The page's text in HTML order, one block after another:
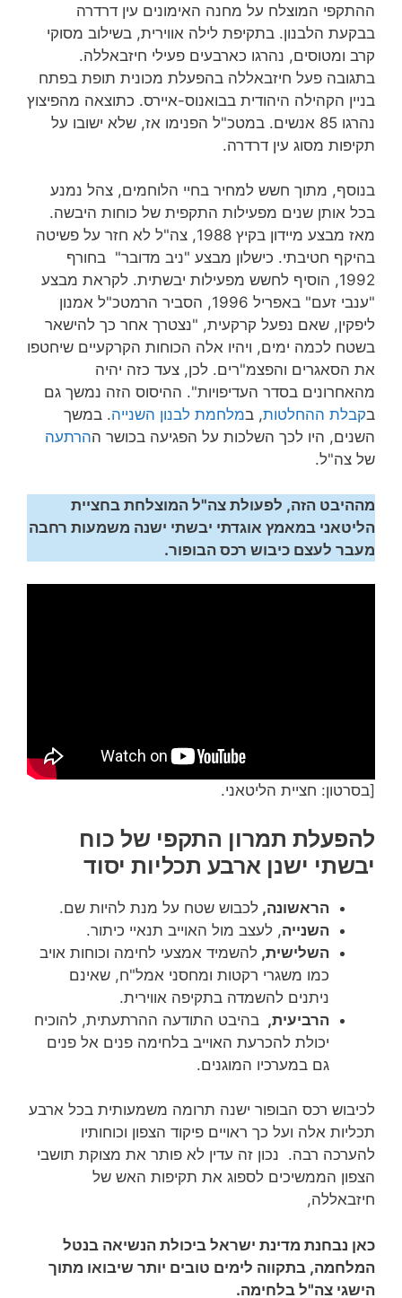
ההתקפי המוצלח על מחנה האימונים עין דרדרה
בבקעת הלבנון. בתקיפת לילה אווירית, בשילוב מסוקי
קרב ומטוסים, נהרגו כארבעים פעילי חיזבאללה.
בתגובה פעל חיזבאללה בהפעלת מכונית תופת בפתח
בניין הקהילה היהודית בבואנוס-איירס. כתוצאה מהפיצוץ
נהרגו 85 אנשים. במטכ"ל הפנימו אז, שלא ישובו על
תקיפות מסוג עין דרדרה.
בנוסף, מתוך חשש למחיר בחיי הלוחמים, צהל נמנע
בכל אותן שנים מפעילות התקפית של כוחות היבשה.
מאז מבצע מיידון בקיץ 1988, צה"ל לא חזר על פשיטה
בהיקף חטיבתי. כישלון מבצע "ניב מדובר" בחורף
1992, הוסיף לחשש מפעילות יבשתית. לקראת מבצע
"ענבי זעם" באפריל 1996, הסביר הרמטכ"ל אמנון
ליפקין, שאם נפעל קרקעית, "נצטרך אחר כך להישאר
בשטח לכמה ימים, ויהיו אלה הכוחות הקרקעיים שיחטפו
את הסאגרים והפצמ"רים. לכן, צעד כזה יהיה
מהאחרונים בסדר העדיפויות". ההיסוס הזה נמשך גם
בקבלת ההחלטות, במלחמת לבנון השנייה. במשך
השנים, היו לכך השלכות על הפגיעה בכושר ההרתעה
של צה"ל.
מההיבט הזה, לפעולת צה"ל המוצלחת בחציית
הליטאני במאמץ אוגדתי יבשתי ישנה משמעות רחבה
מעבר לעצם כיבוש רכס הבופור.
[בסרטון: חציית הליטאני.
להפעלת תמרון התקפי של כוח
יבשתי ישנן ארבע תכליות יסוד
הראשונה, לכבוש שטח על מנת להיות שם.
השנייה, לעצב מול האוייב תנאיי כיתור.
השלישית, להשמיד אמצעי לחימה וכוחות אויב
כמו משגרי רקטות ומחסני אמל"ח, שאינם
ניתנים להשמדה בתקיפה אווירית.
הרביעית, בהיבט התודעה ההרתעתית, להוכיח
יכולת להכרעת האוייב בלחימה פנים אל פנים
גם במערכיו המוגנים.
לכיבוש רכס הבופור ישנה תרומה משמעותית בכל ארבע
תכליות אלה ועל כך ראויים פיקוד הצפון וכוחותיו
להערכה רבה. נכון זה עדין לא פותר את מצוקת תושבי
הצפון הממשיכים לספוג את תקיפות האש של
חיזבאללה,
כאן נבחנת מדינת ישראל ביכולת הנשיאה בנטל
המלחמה, בתקווה לימים טובים יותר שיבואו מתוך
הישגי צה"ל בלחימה.